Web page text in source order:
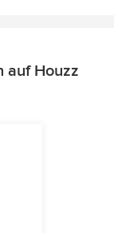
auf Houzz